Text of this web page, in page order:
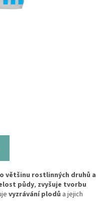
většinu rostlinných druhů a
půdy, zvyšuje tvorbu
vyzrávání plodů a jejich